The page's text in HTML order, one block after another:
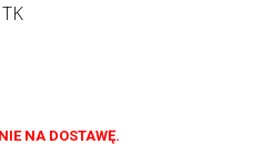
NA DOSTAWĘ.